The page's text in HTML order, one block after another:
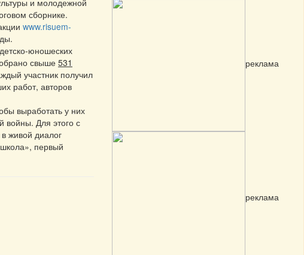
и молодежной
сборнике.
www.risuem-
юношеских
свыше 531
участник получил
работ, авторов
выработать у них
войны. Для этого с
живой диалог
первый
реклама
реклама